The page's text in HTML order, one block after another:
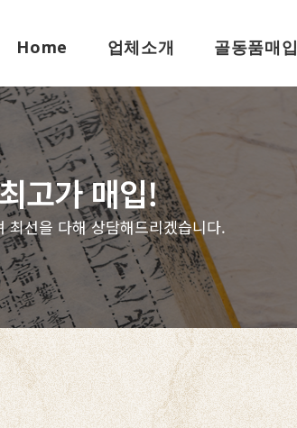
Home 업체소개 골동품매입
고가 매입!
최선을 다해 상담해드리겠습니다.